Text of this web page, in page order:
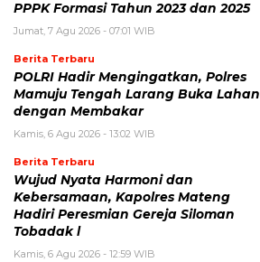
PPPK Formasi Tahun 2023 dan 2025
Jumat, 7 Agu 2026 - 07:01 WIB
Berita Terbaru
POLRI Hadir Mengingatkan, Polres
Mamuju Tengah Larang Buka Lahan
dengan Membakar
Kamis, 6 Agu 2026 - 13:02 WIB
Berita Terbaru
Wujud Nyata Harmoni dan
Kebersamaan, Kapolres Mateng
Hadiri Peresmian Gereja Siloman
Tobadak l
Kamis, 6 Agu 2026 - 12:59 WIB